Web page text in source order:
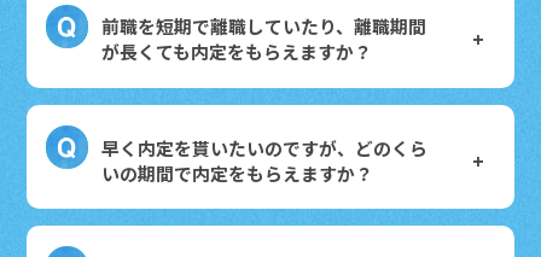
前職を短期で離職していたり、離職期間
が長くても内定をもらえますか？
早く内定を貰いたいのですが、どのくら
いの期間で内定をもらえますか？